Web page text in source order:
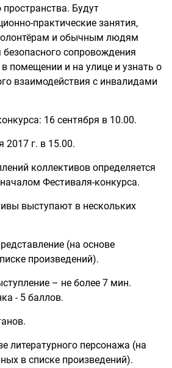
Будут
практические занятия,
и обычным людям
безопасного сопровождения
в помещении и на улице и узнать о
взаимодействия с инвалидами
16 сентября в 10.00.
2017 г. в 15.00.
коллективов определяется
Фестиваля-конкурса.
выступают в нескольких
(на основе
произведений).
– не более 7 мин.
- 5 баллов.
литературного персонажа (на
в списке произведений).